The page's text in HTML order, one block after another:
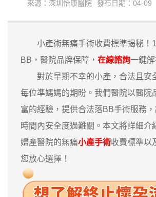
來源：深圳怡康醫院 發布日期：04-09
小產術無痛手術收費標準揭秘！
BB，醫院品牌保障， 在線諮詢一鍵解
對於早期不幸的小產，合法且安
每位準媽媽的期盼。我們醫院以醫院
富的經驗，提供合法落BB手術服務
時間內安全度過難關。本文將詳細介
婦產醫院的無痛小產手術收費標準以
您放心選擇！